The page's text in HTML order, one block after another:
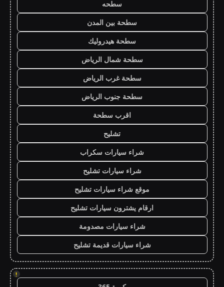
سطحه
سطحة بين المدن
سطحة هيدروليك
سطحة شمال الرياض
سطحة غرب الرياض
سطحة جنوب الرياض
اقرب سطحة
تشليح
شراء سيارات سكراب
شراء سيارات تشليح
موقع شراء سيارات تشليح
ارقام يشترون سيارات تشليح
شراء سيارات مصدومة
شراء سيارات قديمة تشليح
!